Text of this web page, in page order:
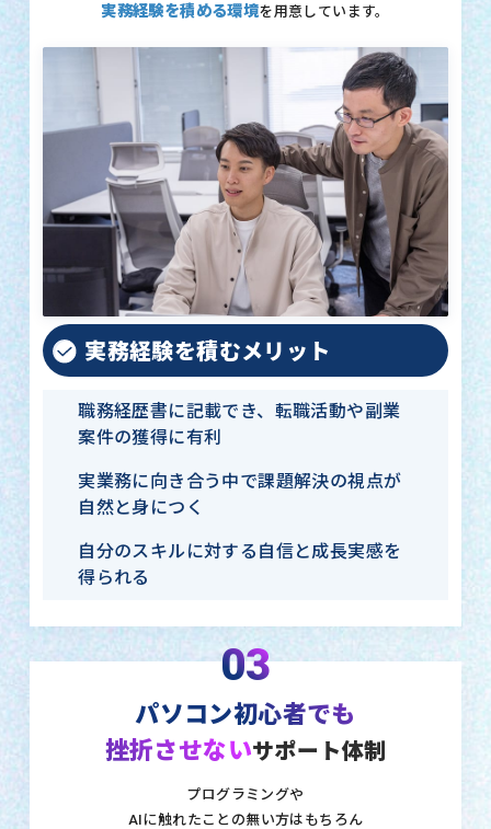
実務経験を積める環境を用意しています。
実務経験を積むメリット
職務経歴書に記載でき、転職活動や副業
案件の獲得に有利
実業務に向き合う中で課題解決の視点が
自然と身につく
自分のスキルに対する自信と成長実感を
得られる
03
パソコン初心者でも
挫折させないサポート体制
プログラミングや
AIに触れたことの無い方はもちろん